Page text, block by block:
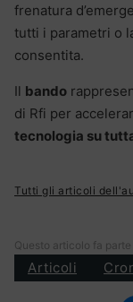
frenatura
tutti i parametri o
consentita.
Il bando
di Rfi per
tecnologia su
Tutti gli articoli
Questo articolo fa
Articoli